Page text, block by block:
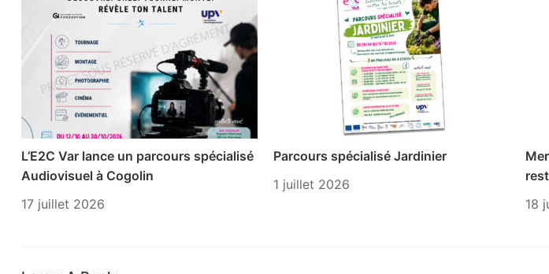
L’E2C Var lance un parcours spécialisé
Audiovisuel à Cogolin
17 juillet 2026
Parcours spécialisé Jardinier
1 juillet 2026
18